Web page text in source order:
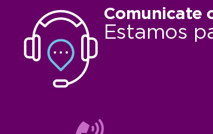
Comunicate
Estamos